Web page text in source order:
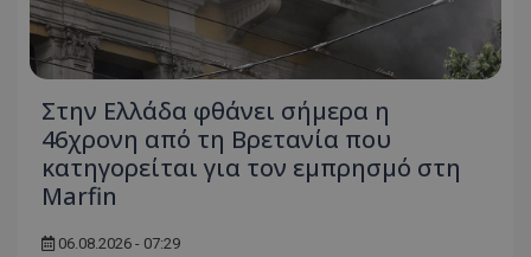
Στην Ελλάδα φθάνει σήμερα η
46χρονη από τη Βρετανία που
κατηγορείται για τον εμπρησμό στη
Marfin
06.08.2026 - 07:29
usprivacy
.lifenewscy.tothemaonline.com